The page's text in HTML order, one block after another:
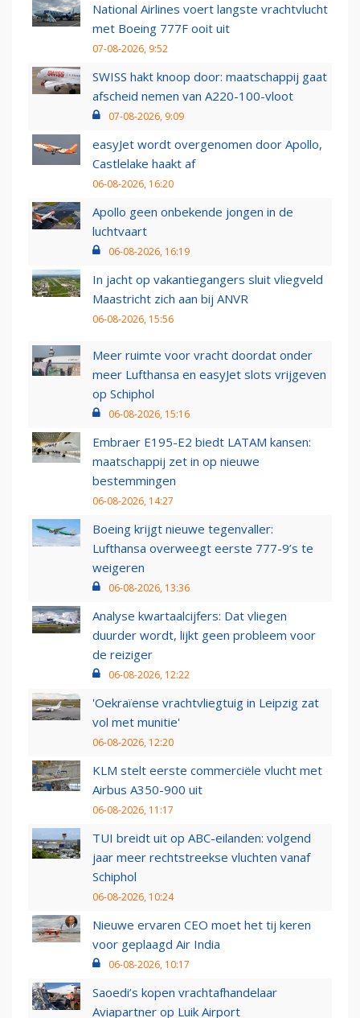
National Airlines voert langste vrachtvlucht
met Boeing 777F ooit uit
07-08-2026, 9:52
SWISS hakt knoop door: maatschappij gaat
afscheid nemen van A220-100-vloot
07-08-2026, 9:09
easyJet wordt overgenomen door Apollo,
Castlelake haakt af
06-08-2026, 16:20
Apollo geen onbekende jongen in de
luchtvaart
06-08-2026, 16:19
In jacht op vakantiegangers sluit vliegveld
Maastricht zich aan bij ANVR
06-08-2026, 15:56
Meer ruimte voor vracht doordat onder
meer Lufthansa en easyJet slots vrijgeven
op Schiphol
06-08-2026, 15:16
Embraer E195-E2 biedt LATAM kansen:
maatschappij zet in op nieuwe
bestemmingen
06-08-2026, 14:27
Boeing krijgt nieuwe tegenvaller:
Lufthansa overweegt eerste 777-9’s te
weigeren
06-08-2026, 13:36
Analyse kwartaalcijfers: Dat vliegen
duurder wordt, lijkt geen probleem voor
de reiziger
06-08-2026, 12:22
'Oekraïense vrachtvliegtuig in Leipzig zat
vol met munitie'
06-08-2026, 12:20
KLM stelt eerste commerciële vlucht met
Airbus A350-900 uit
06-08-2026, 11:17
TUI breidt uit op ABC-eilanden: volgend
jaar meer rechtstreekse vluchten vanaf
Schiphol
06-08-2026, 10:24
Nieuwe ervaren CEO moet het tij keren
voor geplaagd Air India
06-08-2026, 10:17
Saoedi’s kopen vrachtafhandelaar
Aviapartner op Luik Airport